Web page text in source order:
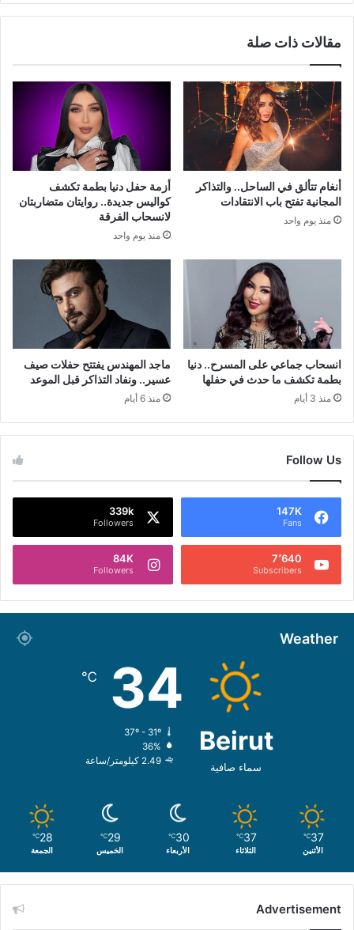
مقالات ذات صلة
أنغام تتألق في الساحل.. والتذاكر
المجانية تفتح باب الانتقادات
منذ يوم واحد
أزمة حفل دنيا بطمة تكشف
كواليس جديدة.. روايتان متضاربتان
لانسحاب الفرقة
منذ يوم واحد
انسحاب جماعي على المسرح.. دنيا
بطمة تكشف ما حدث في حفلها
منذ 3 أيام
ماجد المهندس يفتتح حفلات صيف
عسير.. ونفاد التذاكر قبل الموعد
منذ 6 أيام
Follow Us
147K
Fans
339k
Followers
7٬640
Subscribers
84K
Followers
Weather
Beirut
سماء صافية
34
℃
37º - 31º
36%
2.49 كيلومتر/ساعة
37
℃
الأثنين
37
℃
الثلاثاء
30
℃
الأربعاء
29
℃
الخميس
28
℃
الجمعة
Advertisement